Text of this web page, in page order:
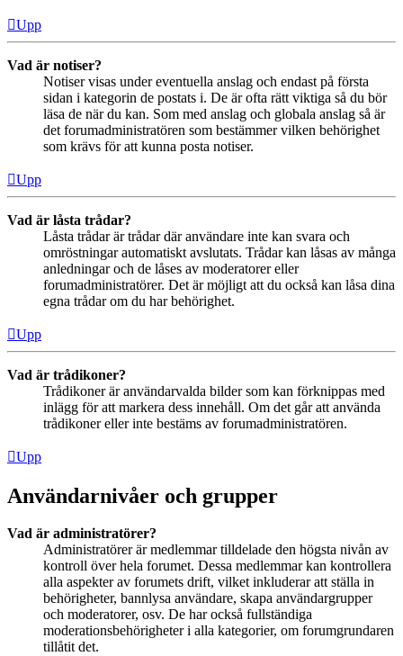
Upp
Vad är notiser?
Notiser visas under eventuella anslag och endast på första
sidan i kategorin de postats i. De är ofta rätt viktiga så du bör
läsa de när du kan. Som med anslag och globala anslag så är
det forumadministratören som bestämmer vilken behörighet
som krävs för att kunna posta notiser.
Upp
Vad är låsta trådar?
Låsta trådar är trådar där användare inte kan svara och
omröstningar automatiskt avslutats. Trådar kan låsas av många
anledningar och de låses av moderatorer eller
forumadministratörer. Det är möjligt att du också kan låsa dina
egna trådar om du har behörighet.
Upp
Vad är trådikoner?
Trådikoner är användarvalda bilder som kan förknippas med
inlägg för att markera dess innehåll. Om det går att använda
trådikoner eller inte bestäms av forumadministratören.
Upp
Användarnivåer och grupper
Vad är administratörer?
Administratörer är medlemmar tilldelade den högsta nivån av
kontroll över hela forumet. Dessa medlemmar kan kontrollera
alla aspekter av forumets drift, vilket inkluderar att ställa in
behörigheter, bannlysa användare, skapa användargrupper
och moderatorer, osv. De har också fullständiga
moderationsbehörigheter i alla kategorier, om forumgrundaren
tillåtit det.